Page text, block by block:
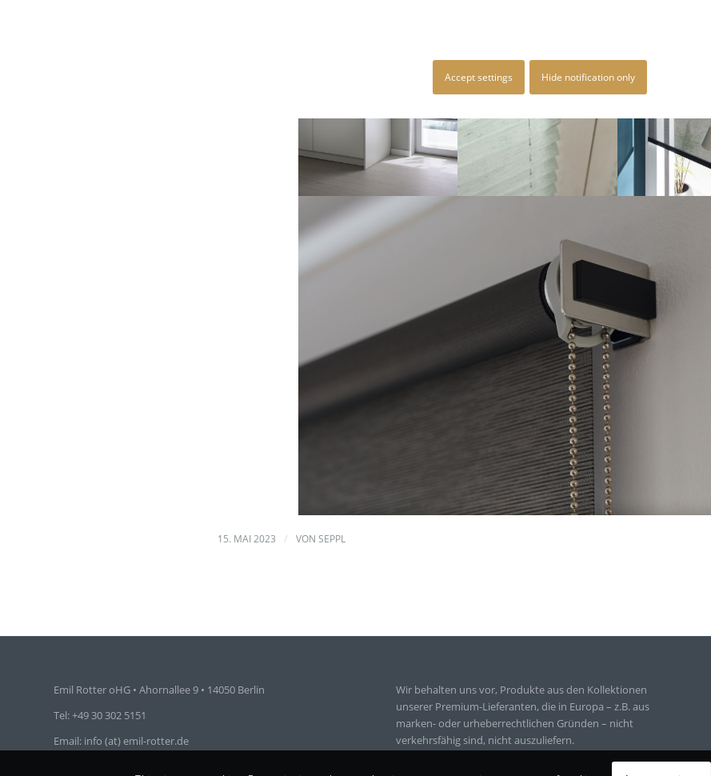
Accept settings Hide notification only
15. MAI 2023 / VON SEPPL
Emil Rotter oHG • Ahornallee 9 • 14050 Berlin
Tel: +49 30 302 5151
Email: info (at) emil-rotter.de
Wir behalten uns vor, Produkte aus den Kollektionen
unserer Premium-Lieferanten, die in Europa – z.B. aus
marken- oder urheberrechtlichen Gründen – nicht
verkehrsfähig sind, nicht auszuliefern.